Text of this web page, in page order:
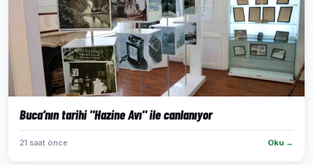
Buca’nın tarihi "Hazine Avı" ile canlanıyor
21 saat önce Oku →